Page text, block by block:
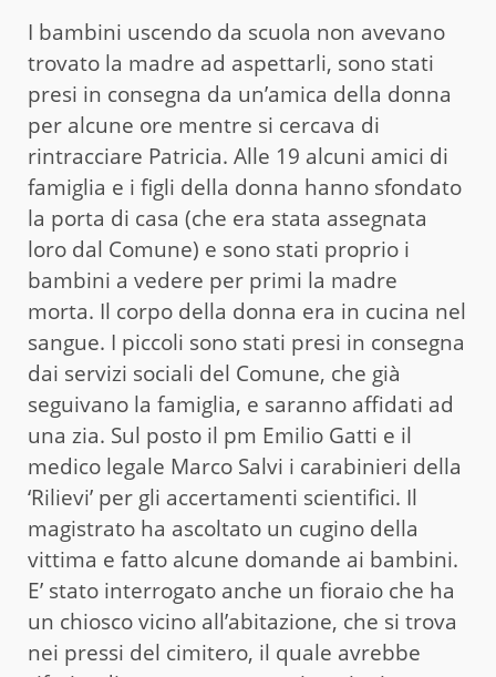
I bambini uscendo da scuola non avevano
trovato la madre ad aspettarli, sono stati
presi in consegna da un’amica della donna
per alcune ore mentre si cercava di
rintracciare Patricia. Alle 19 alcuni amici di
famiglia e i figli della donna hanno sfondato
la porta di casa (che era stata assegnata
loro dal Comune) e sono stati proprio i
bambini a vedere per primi la madre
morta. Il corpo della donna era in cucina nel
sangue. I piccoli sono stati presi in consegna
dai servizi sociali del Comune, che già
seguivano la famiglia, e saranno affidati ad
una zia. Sul posto il pm Emilio Gatti e il
medico legale Marco Salvi i carabinieri della
‘Rilievi’ per gli accertamenti scientifici. Il
magistrato ha ascoltato un cugino della
vittima e fatto alcune domande ai bambini.
E’ stato interrogato anche un fioraio che ha
un chiosco vicino all’abitazione, che si trova
nei pressi del cimitero, il quale avrebbe